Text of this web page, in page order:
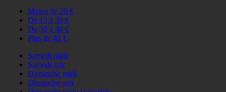
Moins de 20 €
De 15 à 30 €
De 30 à 40 €
Plus de 40 €
Samedi midi
Samedi soir
Dimanche midi
Dimanche soir